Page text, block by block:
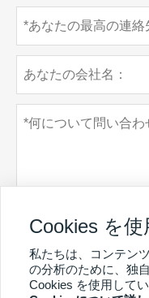
提出する
Cookies を
私たちは、コンテン
の分析のために、独
Cookies を使用してい